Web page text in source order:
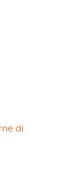
di